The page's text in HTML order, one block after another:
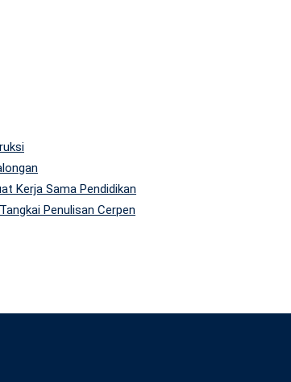
Kerja Sama Pendidikan
Penulisan Cerpen